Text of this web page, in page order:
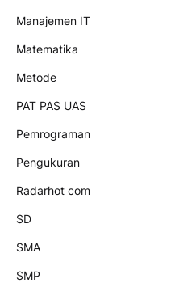
Manajemen IT
Matematika
Metode
PAT PAS UAS
Pemrograman
Pengukuran
Radarhot com
SD
SMA
SMP